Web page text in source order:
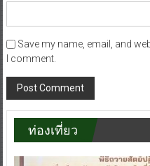
Save my name, email, and
I comment.
ท่องเที่ยว